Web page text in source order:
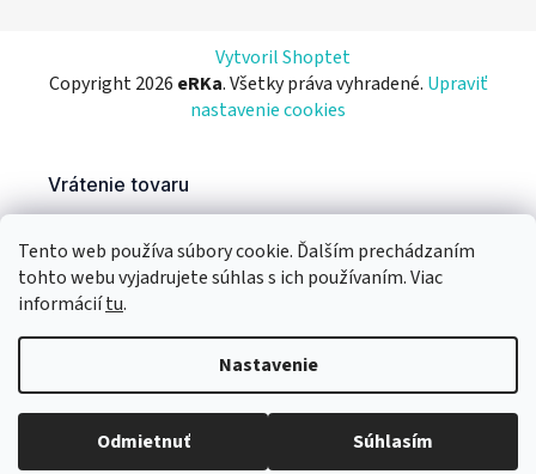
Tento web používa súbory cookie. Ďalším prechádzaním
tohto webu vyjadrujete súhlas s ich používaním. Viac
informáciítu.
Nastavenie
Odmietnuť Súhlasím
Vytvoril Shoptet
Copyright 2026 eRKa. Všetky práva vyhradené. Upraviť
nastavenie cookies